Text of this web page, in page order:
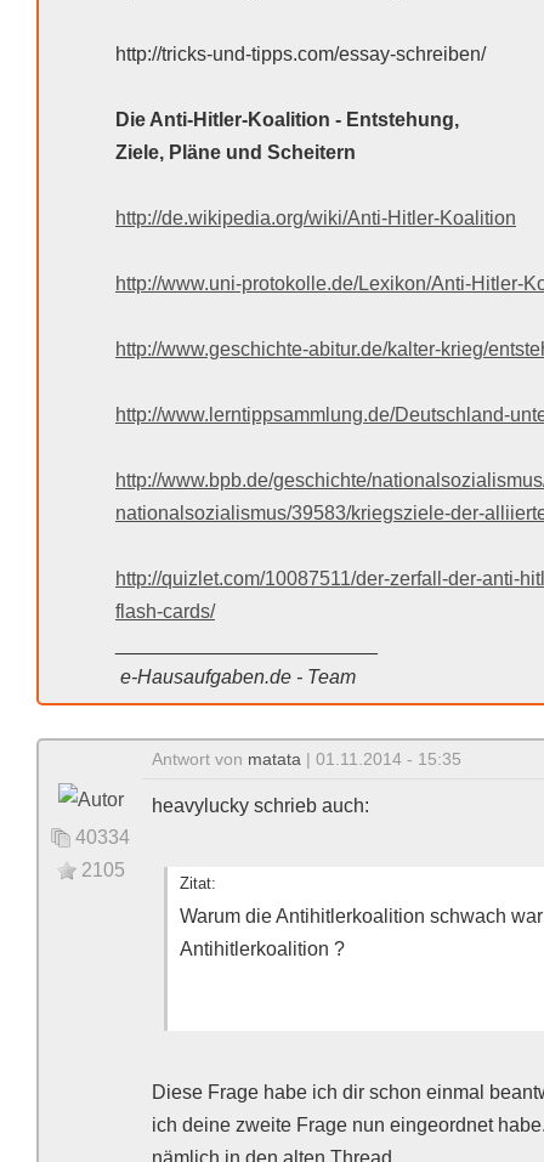
http://tricks-und-tipps.com/essay-schreiben/
Die Anti-Hitler-Koalition - Entstehung,
Ziele, Pläne und Scheitern
http://de.wikipedia.org/wiki/Anti-Hitler-Koalition
http://www.uni-protokolle.de/Lexikon/Anti-Hitler-
http://www.geschichte-abitur.de/kalter-krieg/
http://www.lerntippsammlung.de/Deutschland-
http://www.bpb.de/geschichte/
nationalsozialismus/39583/kriegsziele-der-
http://quizlet.com/10087511/der-zerfall-der-anti-
flash-cards/
e-Hausaufgaben.de - Team
40334
2105
Antwort von matata | 01.11.2014 - 15:35
heavylucky schrieb auch:
Zitat:
Warum die Antihitlerkoalition schwach
Antihitlerkoalition ?
Diese Frage habe ich dir schon einmal
ich deine zweite Frage nun eingeordnet
nämlich in den alten Thread....